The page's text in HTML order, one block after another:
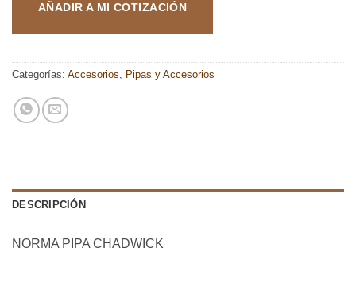
AÑADIR A MI COTIZACIÓN
Categorías: Accesorios, Pipas y Accesorios
DESCRIPCIÓN
NORMA PIPA CHADWICK